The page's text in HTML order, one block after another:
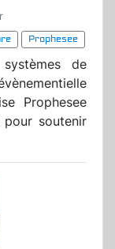
Prophesee
de
Prophesee
soutenir